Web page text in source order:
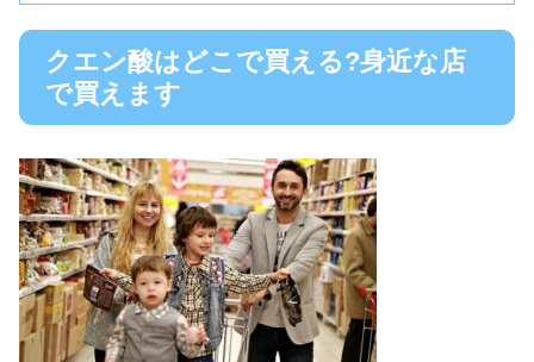
クエン酸はどこで買える?身近な店
で買えます